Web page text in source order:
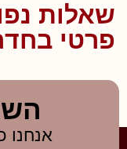
שאלות
פרטי
אנחנו